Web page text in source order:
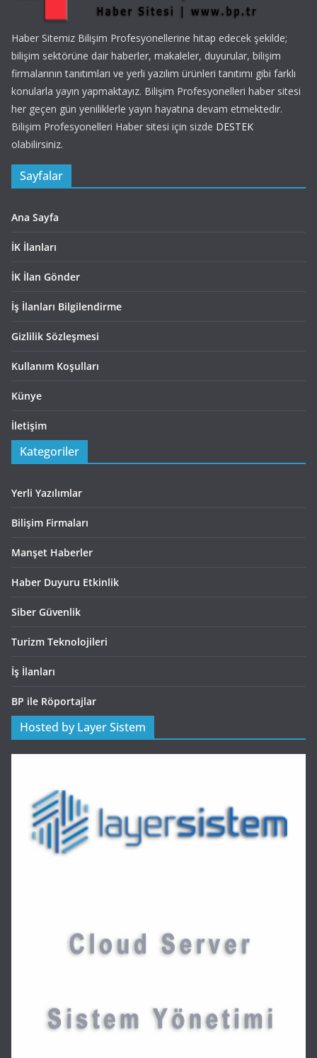
Haber Sitemiz Bilişim Profesyonellerine hitap edecek şekilde;
bilişim sektörüne dair haberler, makaleler, duyurular, bilişim
firmalarının tanıtımları ve yerli yazılım ürünleri tanıtımı gibi farklı
konularla yayın yapmaktayız. Bilişim Profesyonelleri haber sitesi
her geçen gün yeniliklerle yayın hayatına devam etmektedir.
Bilişim Profesyonelleri Haber sitesi için sizde DESTEK
olabilirsiniz.
Sayfalar
Ana Sayfa
İK İlanları
İK İlan Gönder
İş İlanları Bilgilendirme
Gizlilik Sözleşmesi
Kullanım Koşulları
Künye
İletişim
Kategoriler
Yerli Yazılımlar
Bilişim Firmaları
Manşet Haberler
Haber Duyuru Etkinlik
Siber Güvenlik
Turizm Teknolojileri
İş İlanları
BP ile Röportajlar
Hosted by Layer Sistem